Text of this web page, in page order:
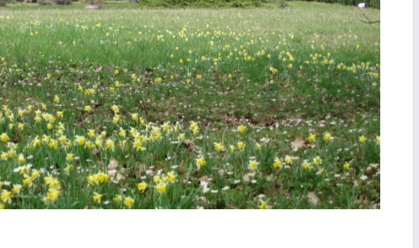
Emilie et Laurent, Mariés - 4
enfants
C'était un vrai moment
d'apaisement et une vraie fête de
Noël !
voir la video